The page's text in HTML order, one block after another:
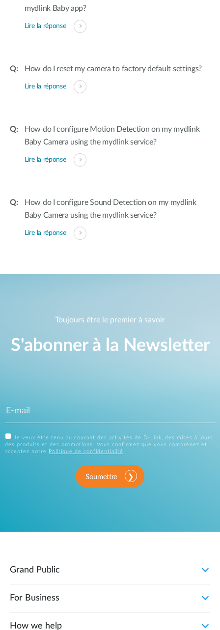
mydlink Baby app?
Lire la réponse
How do I reset my camera to factory default settings?
Lire la réponse
How do I configure Motion Detection on my mydlink
Baby Camera using the mydlink service?
Lire la réponse
How do I configure Sound Detection on my mydlink
Baby Camera using the mydlink service?
Lire la réponse
Toujours être le premier à savoir
S'abonner à la Newsletter
Je veux être tenu au courant des activités de D-Link, des mises à jours
des produits et des promotions. Vous confirmez que vous comprenez et
acceptez notre
Politique de confidentialité.
Soumettre
Grand Public
For Business
How we help